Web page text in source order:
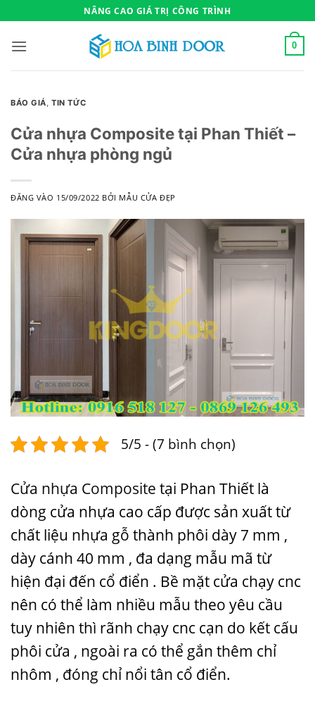
qua
nội
NÂNG CAO GIÁ TRỊ CÔNG TRÌNH
0
BÁO GIÁ,TIN TỨC
Cửa nhựa Composite tại Phan Thiết –
Cửa nhựa phòng ngủ
ĐĂNG VÀO 15/09/2022 BỞI MẪU CỬA ĐẸP
5/5 - (7 bình chọn)
Cửa nhựa Composite tại Phan Thiết là
dòng cửa nhựa cao cấp được sản xuất từ
chất liệu nhựa gỗ thành phôi dày 7 mm ,
dày cánh 40 mm , đa dạng mẫu mã từ
hiện đại đến cổ điển . Bề mặt cửa chạy cnc
nên có thể làm nhiều mẫu theo yêu cầu
tuy nhiên thì rãnh chạy cnc cạn do kết cấu
phôi cửa , ngoài ra có thể gắn thêm chỉ
nhôm , đóng chỉ nổi tân cổ điển.